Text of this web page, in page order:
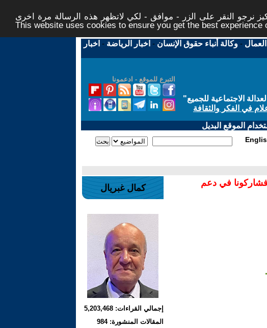
نرجو النقر على الزر - موافق - لكي لاتظهر هذه الرسالة مرة اخرى -
This website uses cookies to ensure you get the best experience
العمال -وكالة أنباء حقوق الإنسان - اخبار الرياضة - اخبار
التبرع للموقع - ادعمونا
الاجتماعية للجميع"
في الفكر والثقافة
الموقع البديل
فشاركونا في دعم
كمال غبريال
إجمالي القراءات: 5,203,468
المقالات المنشورة: 984